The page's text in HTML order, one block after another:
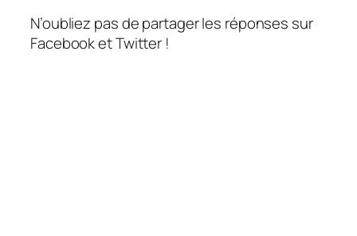
N’oubliez pas de partager les réponses sur
Facebook et Twitter !